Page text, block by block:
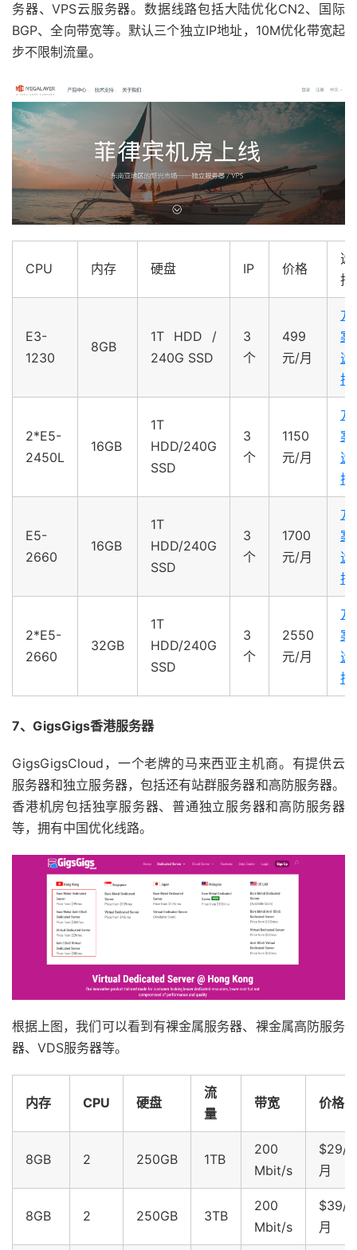
务器、VPS云服务器。数据线路包括大陆优化CN2、国际
BGP、全向带宽等。默认三个独立IP地址，10M优化带宽起
步不限制流量。
CPU 内存 硬盘 IP 价格
选
择
E3-
1230
8GB
1T HDD /
240G SSD
3
个
499
元/月
方
案
选
择
2*E5-
2450L
16GB
1T
HDD/240G
SSD
3
个
1150
元/月
方
案
选
择
E5-
2660
16GB
1T
HDD/240G
SSD
3
个
1700
元/月
方
案
选
择
2*E5-
2660
32GB
1T
HDD/240G
SSD
3
个
2550
元/月
方
案
选
择
7、GigsGigs香港服务器
GigsGigsCloud，一个老牌的马来西亚主机商。有提供云
服务器和独立服务器，包括还有站群服务器和高防服务器。
香港机房包括独享服务器、普通独立服务器和高防服务器
等，拥有中国优化线路。
根据上图，我们可以看到有裸金属服务器、裸金属高防服务
器、VDS服务器等。
内存 CPU 硬盘
流
量
带宽 价格
8GB 2 250GB 1TB
200
Mbit/s
$29/
月
8GB 2 250GB 3TB
200
Mbit/s
$39/
月